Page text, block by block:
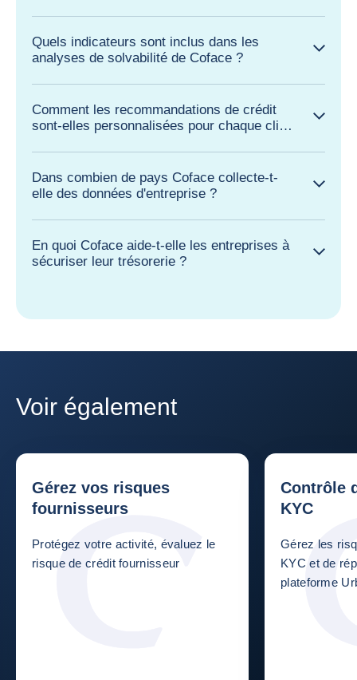
Quels indicateurs sont inclus dans les
analyses de solvabilité de Coface ?
Comment les recommandations de crédit
sont-elles personnalisées pour chaque client
Dans combien de pays Coface collecte-t-
elle des données d'entreprise ?
En quoi Coface aide-t-elle les entreprises à
sécuriser leur trésorerie ?
Voir également
Gérez vos risques
fournisseurs
Protégez votre activité, évaluez le
risque de crédit fournisseur
Contrôle
KYC
Gérez les
KYC et de
plateforme